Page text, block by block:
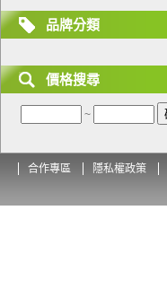
品牌分類
價格搜尋
~
合作專區 隱私權政策